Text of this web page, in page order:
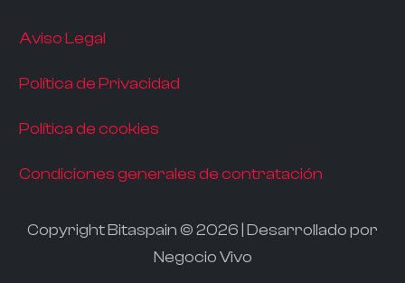
Aviso Legal
Política de Privacidad
Política de cookies
Condiciones generales de contratación
Copyright Bitaspain © 2026 | Desarrollado por
Negocio Vivo